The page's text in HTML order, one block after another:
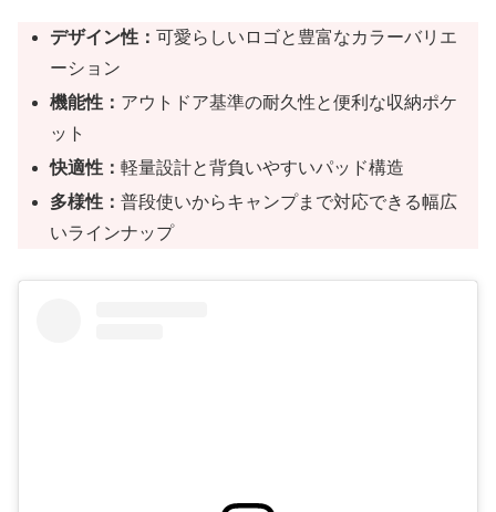
デザイン性：可愛らしいロゴと豊富なカラーバリエ
ーション
機能性： アウトドア基準の耐久性と便利な収納ポケ
ット
快適性：軽量設計と背負いやすいパッド構造
多様性：普段使いからキャンプまで対応できる幅広
いラインナップ